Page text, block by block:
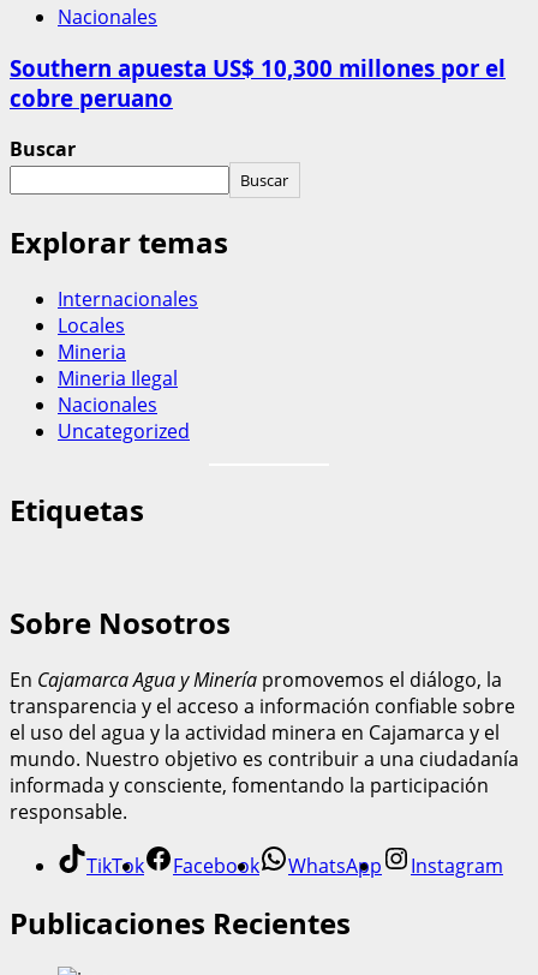
Nacionales
Southern apuesta US$ 10,300 millones por el
cobre peruano
Buscar
Buscar
Explorar temas
Internacionales
Locales
Mineria
Mineria Ilegal
Nacionales
Uncategorized
Etiquetas
Sobre Nosotros
En Cajamarca Agua y Minería promovemos el diálogo, la
transparencia y el acceso a información confiable sobre
el uso del agua y la actividad minera en Cajamarca y el
mundo. Nuestro objetivo es contribuir a una ciudadanía
informada y consciente, fomentando la participación
responsable.
TikTok Facebook WhatsApp Instagram
Publicaciones Recientes